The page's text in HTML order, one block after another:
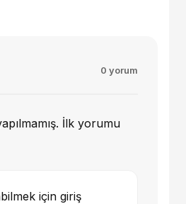
0 yorum
İlk yorumu
için giriş